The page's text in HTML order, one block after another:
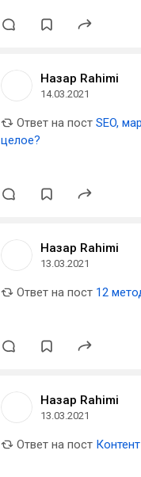
Назар Rahimi
14.03.2021
Ответ на пост SEO,
целое?
Назар Rahimi
13.03.2021
Ответ на пост 12
Назар Rahimi
13.03.2021
Ответ на пост